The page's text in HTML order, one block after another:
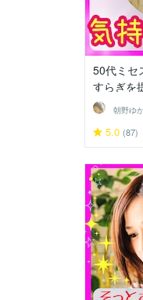
50代ミセ
すらぎを
朝野ゆ
5.0 (87)